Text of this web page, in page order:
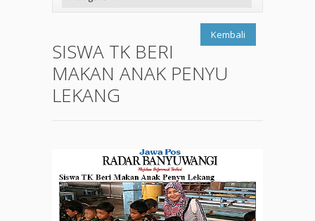
Kembali
SISWA TK BERI
MAKAN ANAK PENYU
LEKANG